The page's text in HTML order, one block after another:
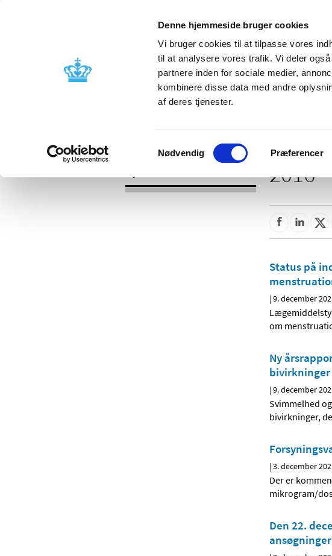
Denne hjemmeside bruger cookies
Vi bruger cookies til at tilpasse vores
til at analysere vores trafik. Vi deler
partnere inden for sociale medier,
kombinere disse data med andre
af deres tjenester.
Samtykkevalg
Nødvendig Præferencer
Godkendelse og
Bivirkninger og
produktinformation
2016
Status på
|9. december
om
Ny
bivirkninger
|9. december
Svimmelhed
bivirkninger,
|3. december
Der er
mikrogram/
Den 22.